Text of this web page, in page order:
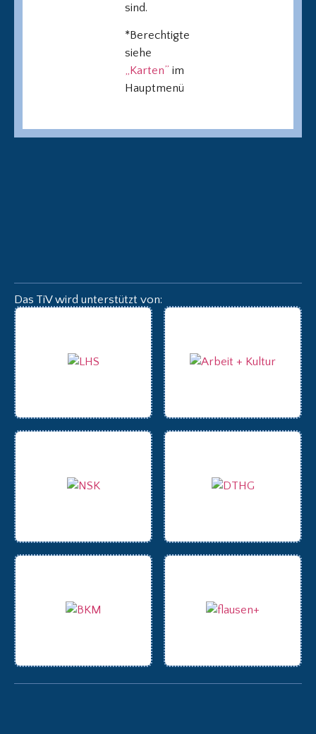
sind.
*Berechtigte
siehe
„Karten” im
Hauptmenü
Das TiV wird unterstützt von: